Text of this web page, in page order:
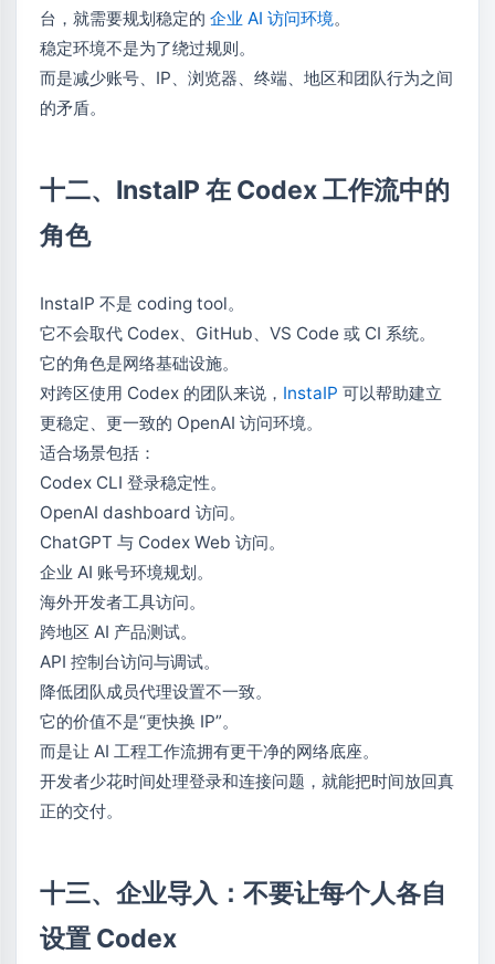
台，就需要规划稳定的 企业 AI 访问环境。
稳定环境不是为了绕过规则。
而是减少账号、IP、浏览器、终端、地区和团队行为之间
的矛盾。
十二、InstaIP 在 Codex 工作流中的
角色
InstaIP 不是 coding tool。
它不会取代 Codex、GitHub、VS Code 或 CI 系统。
它的角色是网络基础设施。
对跨区使用 Codex 的团队来说， InstaIP 可以帮助建立
更稳定、更一致的 OpenAI 访问环境。
适合场景包括：
Codex CLI 登录稳定性。
OpenAI dashboard 访问。
ChatGPT 与 Codex Web 访问。
企业 AI 账号环境规划。
海外开发者工具访问。
跨地区 AI 产品测试。
API 控制台访问与调试。
降低团队成员代理设置不一致。
它的价值不是“更快换 IP”。
而是让 AI 工程工作流拥有更干净的网络底座。
开发者少花时间处理登录和连接问题，就能把时间放回真
正的交付。
十三、企业导入：不要让每个人各自
设置 Codex